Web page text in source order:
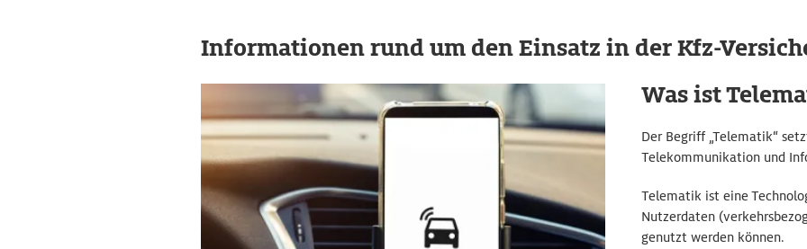
Informationen rund um den Einsatz in der Kfz-
Was ist
Der Begriff „Telematik“
Telekommunikation und
Telematik ist eine
Nutzerdaten
genutzt werden können.